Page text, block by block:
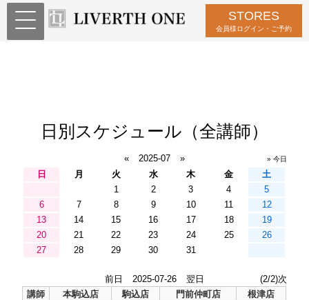
STORES
会員様ログイン・ご予約
日別スケジュール（全講師）
« 2025-07 » » 今日
日 月 火 水 木 金
土
1
2 3 4
5
6
7 8 9 10 11
12
13
14 15 16 17 18
19
20
21 22 23 24 25
26
27
28 29 30 31
前日 2025-07-26 翌日
(2/2)次
講師
本駒込店 駒込店 門前仲町店
根津店